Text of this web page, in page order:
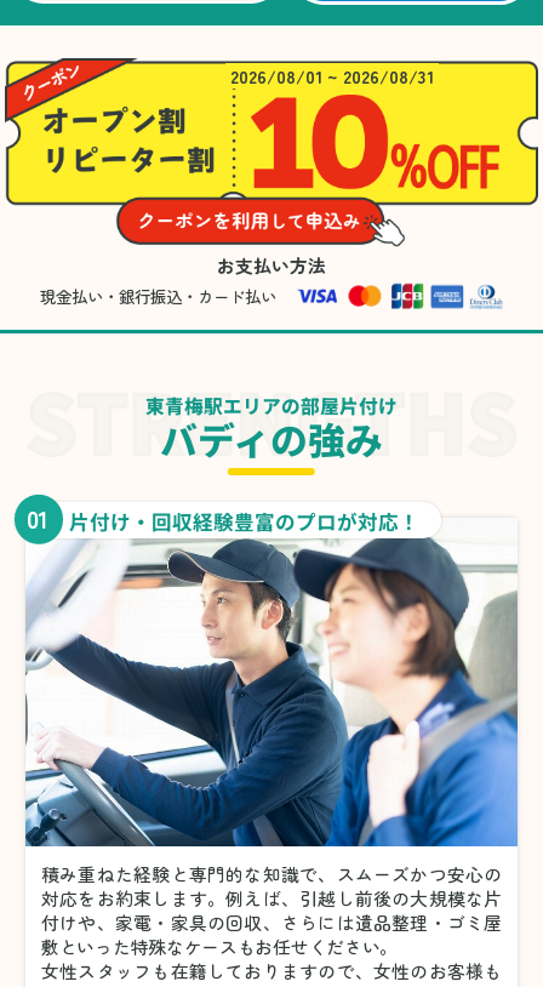
2026/08/01 ~ 2026/08/31
お支払い方法
現金払い・銀行振込・カード払い
東青梅駅エリアの部屋片付け
バディの強み
01 片付け・回収経験豊富のプロが対応！
積み重ねた経験と専門的な知識で、スムーズかつ安心の
対応をお約束します。例えば、引越し前後の大規模な片
付けや、家電・家具の回収、さらには遺品整理・ゴミ屋
敷といった特殊なケースもお任せください。
女性スタッフも在籍しておりますので、女性のお客様も